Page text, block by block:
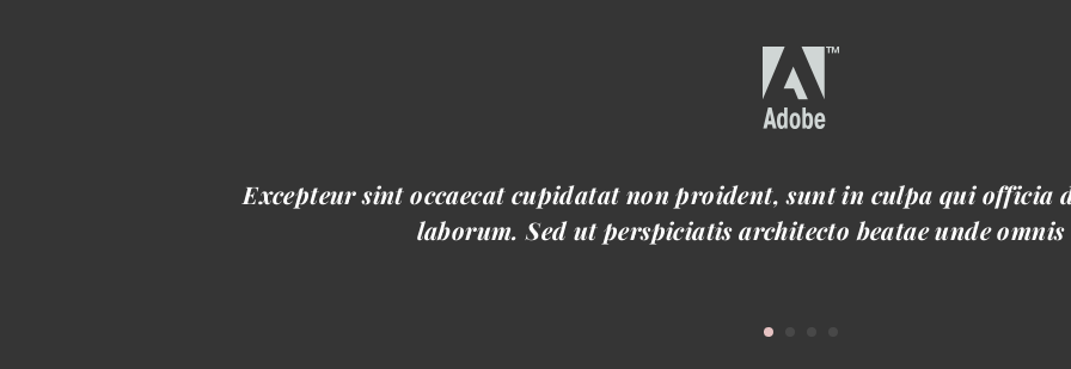
Excepteur sint occaecat cupidatat non proident, sunt in culpa qui officia
laborum. Sed ut perspiciatis architecto beatae unde